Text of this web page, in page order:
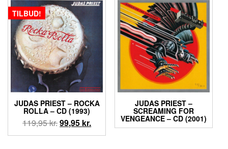
69,95 kr..59,95 kr..
TILBUD!
JUDAS PRIEST ‎– ROCKA
ROLLA – CD (1993)
119,95kr.Den
oprindelige
99,95 kr.Den
aktuelle
JUDAS PRIEST ‎–
SCREAMING FOR
VENGEANCE – CD (2001)